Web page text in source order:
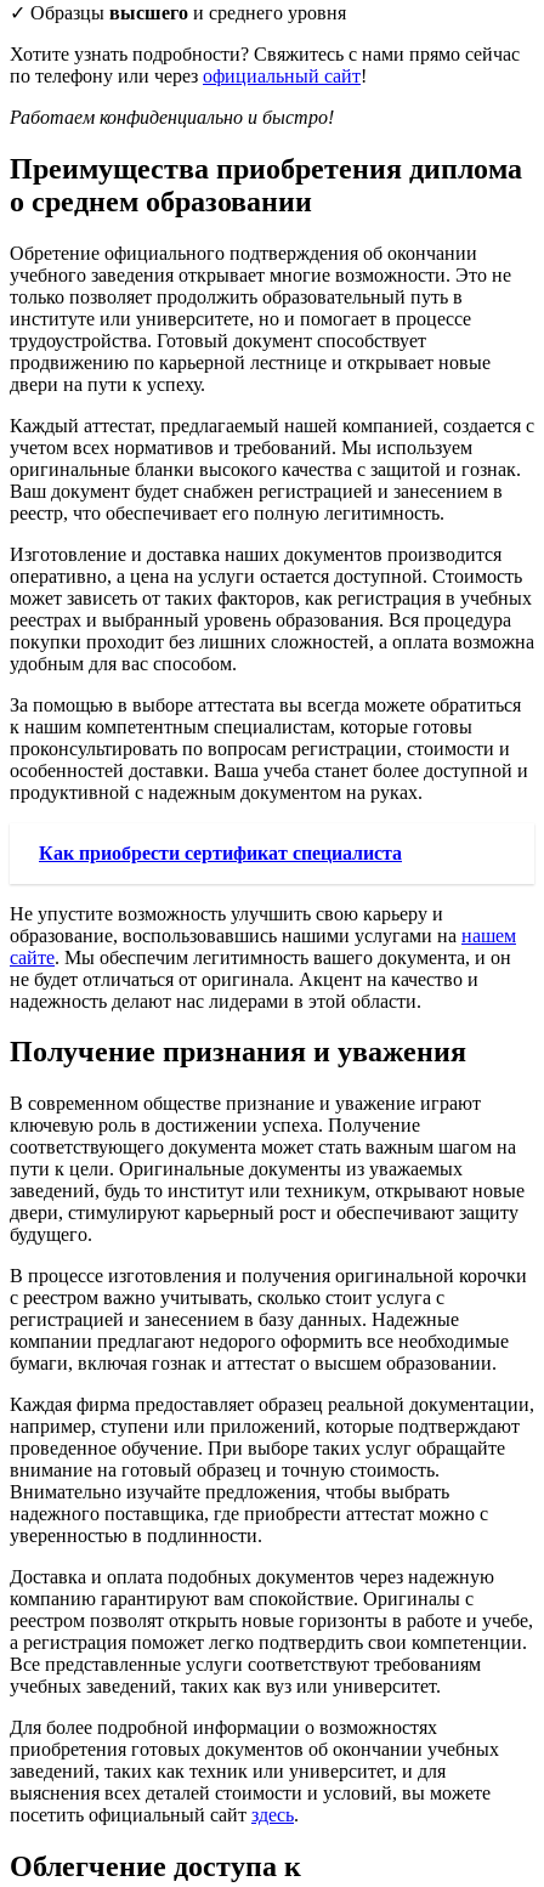
✓ Образцы высшего и среднего уровня
Хотите узнать подробности? Свяжитесь с нами прямо сейчас
по телефону или через официальный сайт!
Работаем конфиденциально и быстро!
Преимущества приобретения диплома
о среднем образовании
Обретение официального подтверждения об окончании
учебного заведения открывает многие возможности. Это не
только позволяет продолжить образовательный путь в
институте или университете, но и помогает в процессе
трудоустройства. Готовый документ способствует
продвижению по карьерной лестнице и открывает новые
двери на пути к успеху.
Каждый аттестат, предлагаемый нашей компанией, создается с
учетом всех нормативов и требований. Мы используем
оригинальные бланки высокого качества с защитой и гознак.
Ваш документ будет снабжен регистрацией и занесением в
реестр, что обеспечивает его полную легитимность.
Изготовление и доставка наших документов производится
оперативно, а цена на услуги остается доступной. Стоимость
может зависеть от таких факторов, как регистрация в учебных
реестрах и выбранный уровень образования. Вся процедура
покупки проходит без лишних сложностей, а оплата возможна
удобным для вас способом.
За помощью в выборе аттестата вы всегда можете обратиться
к нашим компетентным специалистам, которые готовы
проконсультировать по вопросам регистрации, стоимости и
особенностей доставки. Ваша учеба станет более доступной и
продуктивной с надежным документом на руках.
Как приобрести сертификат специалиста
Не упустите возможность улучшить свою карьеру и
образование, воспользовавшись нашими услугами на нашем
сайте. Мы обеспечим легитимность вашего документа, и он
не будет отличаться от оригинала. Акцент на качество и
надежность делают нас лидерами в этой области.
Получение признания и уважения
В современном обществе признание и уважение играют
ключевую роль в достижении успеха. Получение
соответствующего документа может стать важным шагом на
пути к цели. Оригинальные документы из уважаемых
заведений, будь то институт или техникум, открывают новые
двери, стимулируют карьерный рост и обеспечивают защиту
будущего.
В процессе изготовления и получения оригинальной корочки
с реестром важно учитывать, сколько стоит услуга с
регистрацией и занесением в базу данных. Надежные
компании предлагают недорого оформить все необходимые
бумаги, включая гознак и аттестат о высшем образовании.
Каждая фирма предоставляет образец реальной документации,
например, ступени или приложений, которые подтверждают
проведенное обучение. При выборе таких услуг обращайте
внимание на готовый образец и точную стоимость.
Внимательно изучайте предложения, чтобы выбрать
надежного поставщика, где приобрести аттестат можно с
уверенностью в подлинности.
Доставка и оплата подобных документов через надежную
компанию гарантируют вам спокойствие. Оригиналы с
реестром позволят открыть новые горизонты в работе и учебе,
а регистрация поможет легко подтвердить свои компетенции.
Все представленные услуги соответствуют требованиям
учебных заведений, таких как вуз или университет.
Для более подробной информации о возможностях
приобретения готовых документов об окончании учебных
заведений, таких как техник или университет, и для
выяснения всех деталей стоимости и условий, вы можете
посетить официальный сайт здесь.
Облегчение доступа к